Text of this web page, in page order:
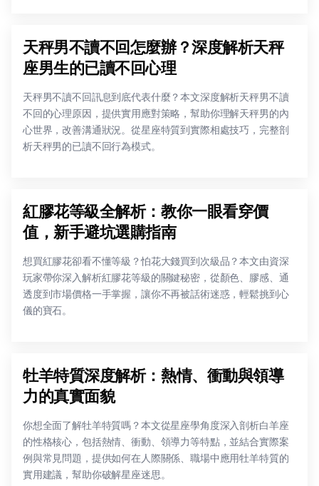
天秤男不讀不回怎麼辦？深度解析天秤
座男生的已讀不回心理
天秤男不讀不回訊息到底代表什麼？本文深度解析天秤男不讀
不回的心理原因，提供實用應對策略，幫助你理解天秤男的內
心世界，改善溝通狀況。從星座特質到實際相處技巧，完整剖
析天秤男的已讀不回行為模式。
紅膠花等級全解析：教你一眼看穿價
值，新手避坑選購指南
想買紅膠花卻看不懂等級？怕花大錢買到次級品？本文由資深
玩家帶你深入解析紅膠花等級的關鍵秘密，從顏色、膠感、通
透度到市場價格一手掌握，讓你不再被話術迷惑，輕鬆挑到心
儀的寶石。
牡羊特質深度解析：熱情、衝動與領導
力的真實面貌
你想全面了解牡羊特質嗎？本文從星座學角度深入剖析白羊座
的性格核心，包括熱情、衝動、領導力等特點，並結合實際案
例與常見問題，提供如何在人際關係、職場中應用牡羊特質的
實用建議，幫助你破解星座迷思。